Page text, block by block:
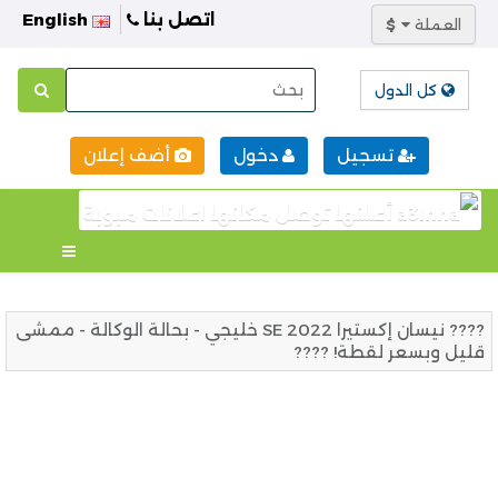
$ العملة اتصل بنا
كل الدول
تسجيل دخول أضف إعلان
???? نيسان إكستيرا 2022 SE خليجي - بحالة الوكالة - ممشى
قليل وبسعر لقطة! ????